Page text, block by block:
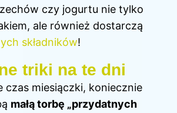
czy jogurtu nie tylko
ale również dostarczą
składników!
triki na te dni
czas miesiączki, koniecznie
małą torbę „przydatnych